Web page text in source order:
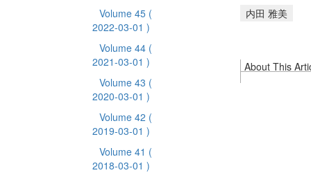
Volume 45 (
2022-03-01 )
Volume 44 (
2021-03-01 )
Volume 43 (
2020-03-01 )
Volume 42 (
2019-03-01 )
Volume 41 (
2018-03-01 )
内田 雅美
About This